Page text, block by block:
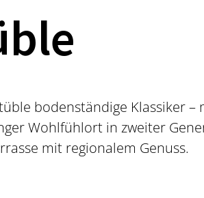
bodenständige Klassiker
Wohlfühlort in zweiter
mit regionalem Genuss.